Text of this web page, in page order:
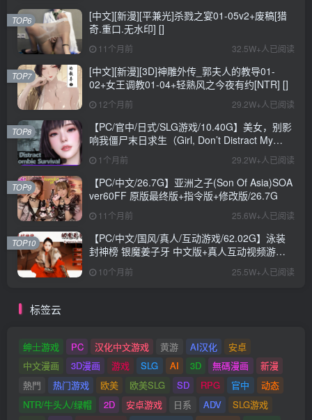
[中文][新漫][平兼光]杀戮之宴01-05v2+废稿[猎
奇.重口.无水印] []
11个月前 32.5W+人已阅读
TOP6
[中文][新漫][3D]神雕外传_郭夫人的教导01-
02+女王调教01-04+轻熟风之今夜有约[NTR] []
12个月前 29.2W+人已阅读
TOP7
【PC/官中/日式/SLG游戏/10.40G】美女，别影
响我僵尸末日求生（Girl, Don’t Distract My
Zombie Survival）官中步兵版+日式SLG游戏
+10.40G
1个月前 29.2W+人已阅读
TOP8
【PC/中文/26.7G】亚洲之子(Son Of Asia)SOA
ver60FF 原版最终版+指令版+修改版/26.7G
11个月前 25.6W+人已阅读
TOP9
【PC/中文/国风/真人/互动游戏/62.02G】泳装
封神榜 银魔姜子牙 中文版+真人互动视频游戏
+62.02G
10个月前 25.5W+人已阅读
TOP10
标签云
绅士游戏 PC 汉化中文游戏 黄游 AI汉化
安卓
中文漫画
3D漫画 游戏 SLG AI 3D 無碼漫画
新漫
熱門
热门游戏 欧美 欧美SLG SD RPG 官中
动态
NTR/牛头人/绿帽
2D 安卓游戏 日系 ADV
SLG游戏